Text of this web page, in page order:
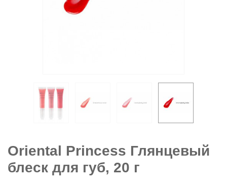
Oriental Princess Глянцевый
блеск для губ, 20 г